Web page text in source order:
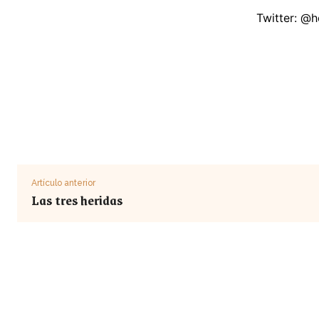
Twitter:
Artículo anterior
Las tres heridas